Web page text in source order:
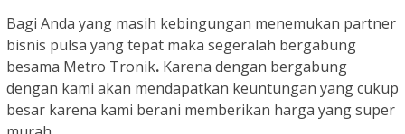
Bagi Anda yang masih kebingungan menemukan partner
bisnis pulsa yang tepat maka segeralah bergabung
besama Metro Tronik. Karena dengan bergabung
dengan kami akan mendapatkan keuntungan yang cukup
besar karena kami berani memberikan harga yang super